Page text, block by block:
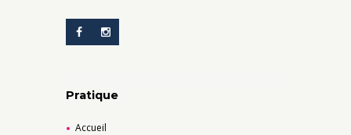
Pratique
Accueil